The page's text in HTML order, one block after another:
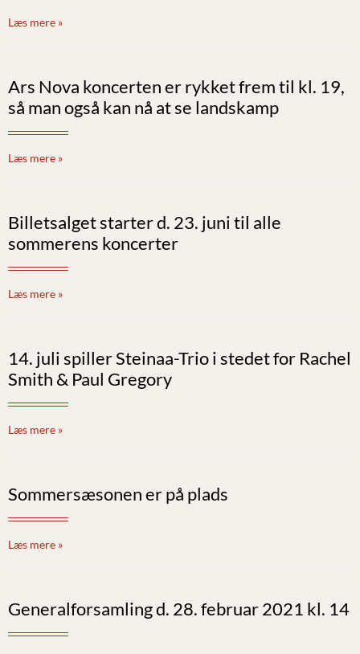
Læs mere »
Ars Nova koncerten er rykket frem til kl. 19,
så man også kan nå at se landskamp
Læs mere »
Billetsalget starter d. 23. juni til alle
sommerens koncerter
Læs mere »
14. juli spiller Steinaa-Trio i stedet for Rachel
Smith & Paul Gregory
Læs mere »
Sommersæsonen er på plads
Læs mere »
Generalforsamling d. 28. februar 2021 kl. 14